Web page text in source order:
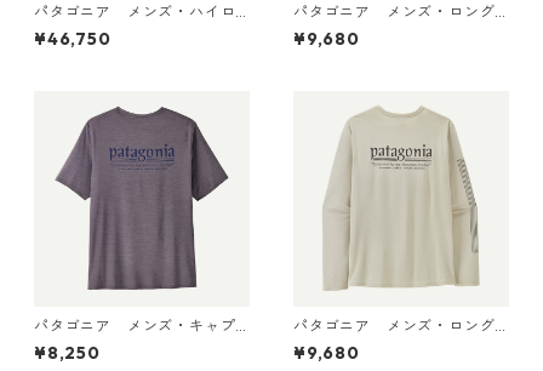
パタゴニア メンズ・ハイロ
フト・ナノ・パフ・フーデ
¥46,750
パタゴニア メンズ・ロング
スリーブ・キャプリーン・ク
ール・デイリー・シャツ（パ
¥9,680
パタゴニア メンズ・キャプ
リーン・クール・デイリー・
シャツ（ハット・トリッパ
¥8,250
パタゴニア メンズ・ロング
スリーブ・キャプリーン・ク
ール・デイリー・シャツ（ハ
¥9,680